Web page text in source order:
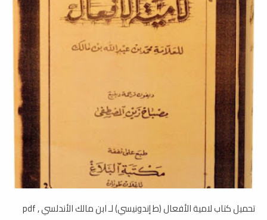
تحميل كتاب لامية الأفعال (ط إندونيسي) لـ ابن مالك الأندلسي , pdf